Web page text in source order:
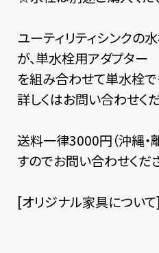
ユーティリティシンクの
が、単水栓用アダプター
を組み合わせて単水栓で
詳しくはお問い合わせく
送料一律3000円（沖縄
すのでお問い合わせくだ
[オリジナル家具について